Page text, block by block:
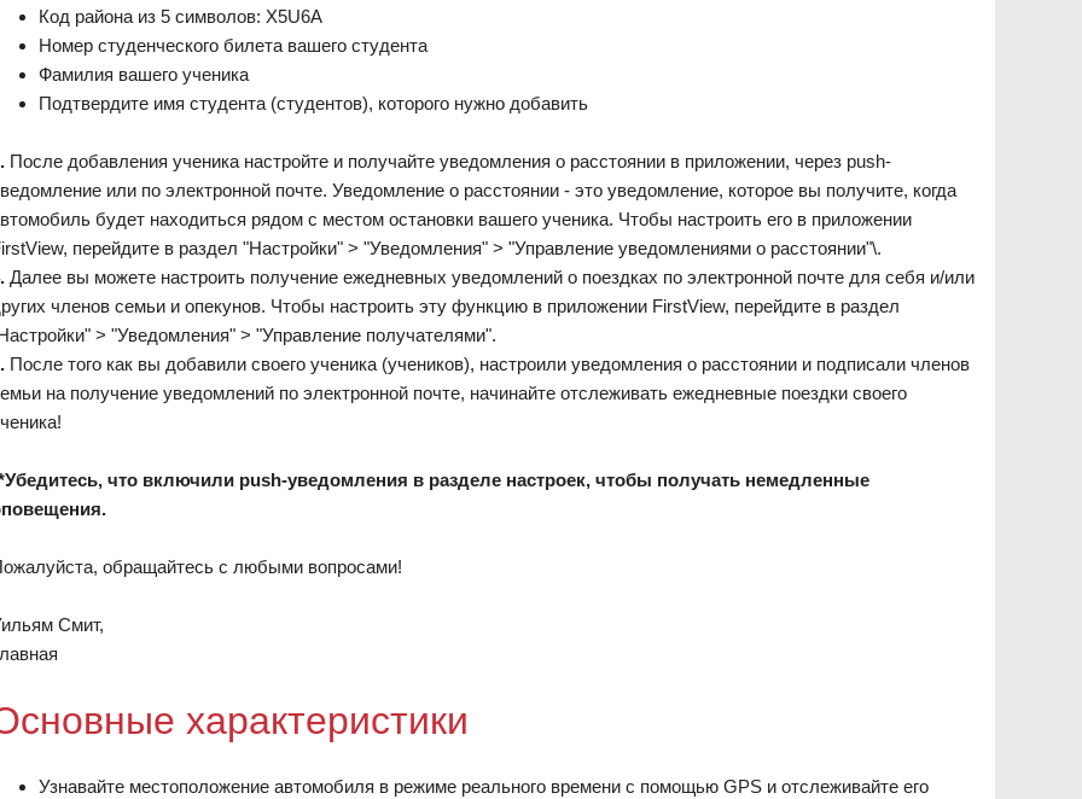
Код района из 5 символов: X5U6A
Номер студенческого билета вашего студента
Фамилия вашего ученика
Подтвердите имя студента (студентов), которого нужно добавить
После добавления ученика настройте и получайте уведомления о расстоянии в приложении, через push-
или по электронной почте. Уведомление о расстоянии - это уведомление, которое вы получите, когда
будет находиться рядом с местом остановки вашего ученика. Чтобы настроить его в приложении
перейдите в раздел "Настройки" > "Уведомления" > "Управление уведомлениями о расстоянии"\.
Далее вы можете настроить получение ежедневных уведомлений о поездках по электронной почте для себя и/или
членов семьи и опекунов. Чтобы настроить эту функцию в приложении FirstView, перейдите в раздел
> "Уведомления" > "Управление получателями".
После того как вы добавили своего ученика (учеников), настроили уведомления о расстоянии и подписали членов
на получение уведомлений по электронной почте, начинайте отслеживать ежедневные поездки своего
что включили push-уведомления в разделе настроек, чтобы получать немедленные
обращайтесь с любыми вопросами!
Смит,
характеристики
Узнавайте местоположение автомобиля в режиме реального времени с помощью GPS и отслеживайте его